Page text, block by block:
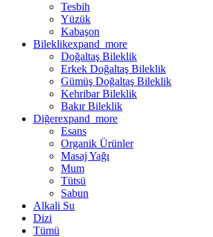
Tesbih
Yüzük
Kabaşon
Bileklikexpand_more
Doğaltaş Bileklik
Erkek Doğaltaş Bileklik
Gümüş Doğaltaş Bileklik
Kehribar Bileklik
Bakır Bileklik
Diğerexpand_more
Esans
Organik Ürünler
Masaj Yağı
Mum
Tütsü
Sabun
Alkali Su
Dizi
Tümü